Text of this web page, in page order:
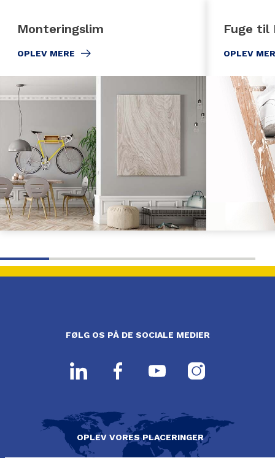
Monteringslim
OPLEV MERE
Fuge til
OPLEV
FØLG OS PÅ DE SOCIALE MEDIER
OPLEV VORES PLACERINGER